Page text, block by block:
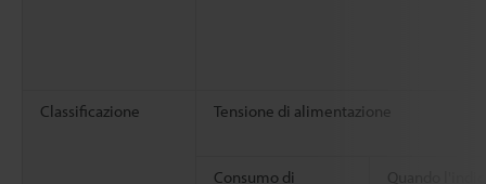
Classificazione Tensione di alimentazione
Consumo di